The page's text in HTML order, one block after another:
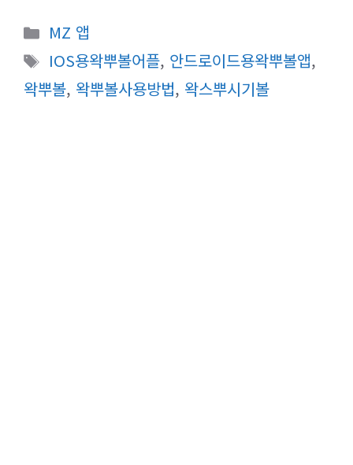
카
테
고
리
MZ 앱
태
그
IOS용왁뿌볼어플, 안드로이드용왁뿌볼앱,
왁뿌볼, 왁뿌볼사용방법, 왁스뿌시기볼